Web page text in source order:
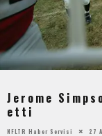
Jerome
etti
NFLTR Haber Servisi 27